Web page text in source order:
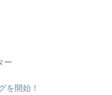
ー
を開始！